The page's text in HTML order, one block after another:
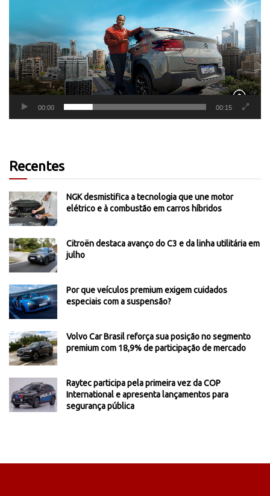
00:00 00:15
Recentes
NGK desmistifica a tecnologia que une motor
elétrico e à combustão em carros híbridos
Citroën destaca avanço do C3 e da linha utilitária em
julho
Por que veículos premium exigem cuidados
especiais com a suspensão?
Volvo Car Brasil reforça sua posição no segmento
premium com 18,9% de participação de mercado
Raytec participa pela primeira vez da COP
International e apresenta lançamentos para
segurança pública